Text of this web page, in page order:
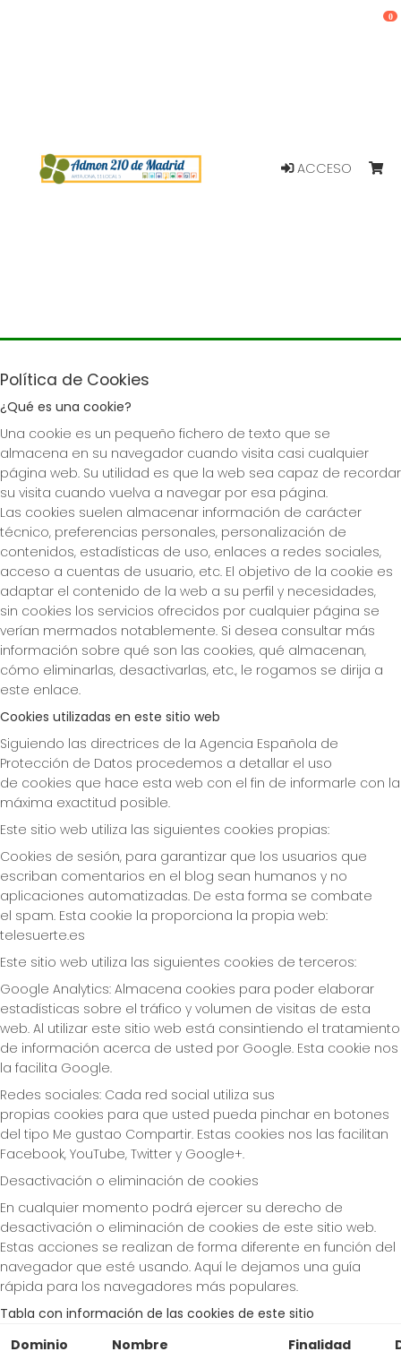
ACCESO
0
Política de Cookies
¿Qué es una cookie?
Una cookie es un pequeño fichero de texto que se
almacena en su navegador cuando visita casi cualquier
página web. Su utilidad es que la web sea capaz de recordar
su visita cuando vuelva a navegar por esa página.
Las cookies suelen almacenar información de carácter
técnico, preferencias personales, personalización de
contenidos, estadísticas de uso, enlaces a redes sociales,
acceso a cuentas de usuario, etc. El objetivo de la cookie es
adaptar el contenido de la web a su perfil y necesidades,
sin cookies los servicios ofrecidos por cualquier página se
verían mermados notablemente. Si desea consultar más
información sobre qué son las cookies, qué almacenan,
cómo eliminarlas, desactivarlas, etc., le rogamos se dirija a
este enlace.
Cookies utilizadas en este sitio web
Siguiendo las directrices de la Agencia Española de
Protección de Datos procedemos a detallar el uso
de cookies que hace esta web con el fin de informarle con la
máxima exactitud posible.
Este sitio web utiliza las siguientes cookies propias:
Cookies de sesión, para garantizar que los usuarios que
escriban comentarios en el blog sean humanos y no
aplicaciones automatizadas. De esta forma se combate
el spam. Esta cookie la proporciona la propia web:
telesuerte.es
Este sitio web utiliza las siguientes cookies de terceros:
Google Analytics: Almacena cookies para poder elaborar
estadísticas sobre el tráfico y volumen de visitas de esta
web. Al utilizar este sitio web está consintiendo el tratamiento
de información acerca de usted por Google. Esta cookie nos
la facilita Google.
Redes sociales: Cada red social utiliza sus
propias cookies para que usted pueda pinchar en botones
del tipo Me gustao Compartir. Estas cookies nos las facilitan
Facebook, YouTube, Twitter y Google+.
Desactivación o eliminación de cookies
En cualquier momento podrá ejercer su derecho de
desactivación o eliminación de cookies de este sitio web.
Estas acciones se realizan de forma diferente en función del
navegador que esté usando. Aquí le dejamos una guía
rápida para los navegadores más populares.
Tabla con información de las cookies de este sitio
Dominio
Nombre Finalidad